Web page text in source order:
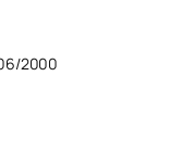
2000